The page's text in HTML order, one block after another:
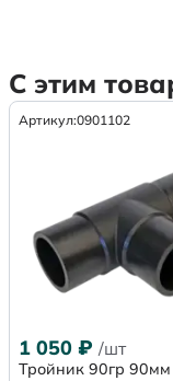
С этим
Артикул:0901102
1 050 ₽ /шт
Тройник 90гр 90мм